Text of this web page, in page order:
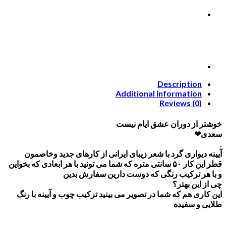
Description
Additional information
Reviews (0)
خوشتر از دوران عشق ایام نیست
سعدی❤
آیینه دیواری گرد با شعر زیبای ایرانی از کارهای جدید وخاصمون
قطر این کار ۵۰ سانتی متره که شما می تونید با هر ابعادی که بخواین
و با هر ترکیب رنگی که دوست دارین سفارش بدین
چی از این بهتر؟
این کاری هم که شما در تصویر می بینید ترکیب چوب و آیینه با رنگ
طلایی و سفیده